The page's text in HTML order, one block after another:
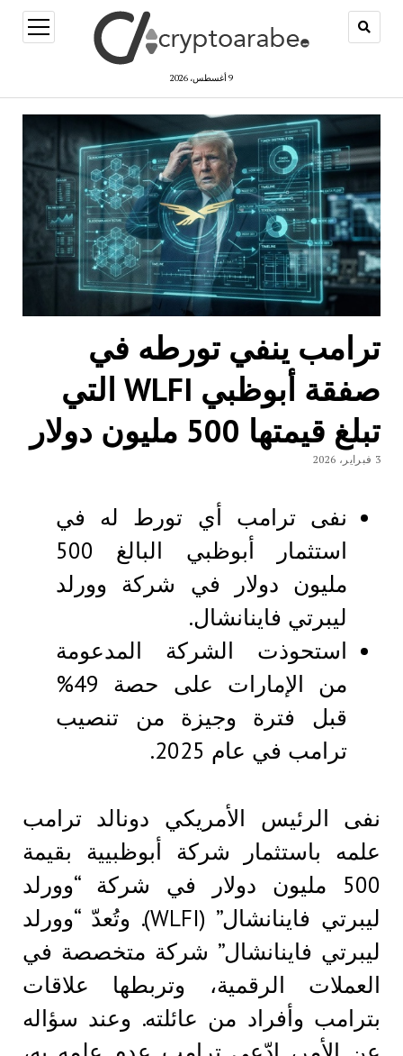
9 أغسطس، 2026
open
menu
ترامب ينفي تورطه في
صفقة أبوظبي WLFI التي
تبلغ قيمتها 500 مليون دولار
3 فبراير، 2026
نفى ترامب أي تورط له في
استثمار أبوظبي البالغ 500
مليون دولار في شركة وورلد
ليبرتي فاينانشال.
استحوذت الشركة المدعومة
من الإمارات على حصة 49%
قبل فترة وجيزة من تنصيب
ترامب في عام 2025.
نفى الرئيس الأمريكي دونالد ترامب
علمه باستثمار شركة أبوظبيية بقيمة
500 مليون دولار في شركة “وورلد
ليبرتي فاينانشال” (WLFI). وتُعدّ “وورلد
ليبرتي فاينانشال” شركة متخصصة في
العملات الرقمية، وتربطها علاقات
بترامب وأفراد من عائلته. وعند سؤاله